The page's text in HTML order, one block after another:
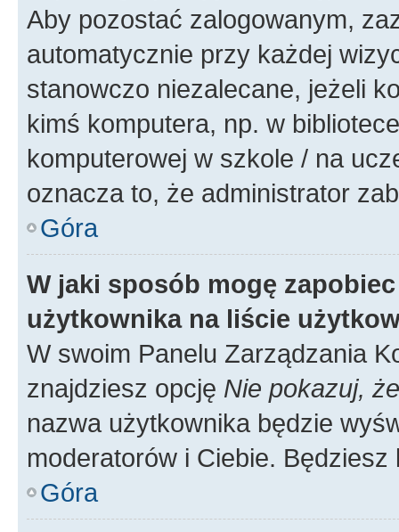
Aby pozostać zalogowanym,
automatycznie przy każdej
stanowczo niezalecane, jeżeli
kimś komputera, np. w
komputerowej w szkole / na
oznacza to, że administrator
Góra
W jaki sposób mogę
użytkownika na liście
W swoim Panelu Zarządzania
znajdziesz opcję Nie pokazuj,
nazwa użytkownika będzie
moderatorów i Ciebie.
Góra